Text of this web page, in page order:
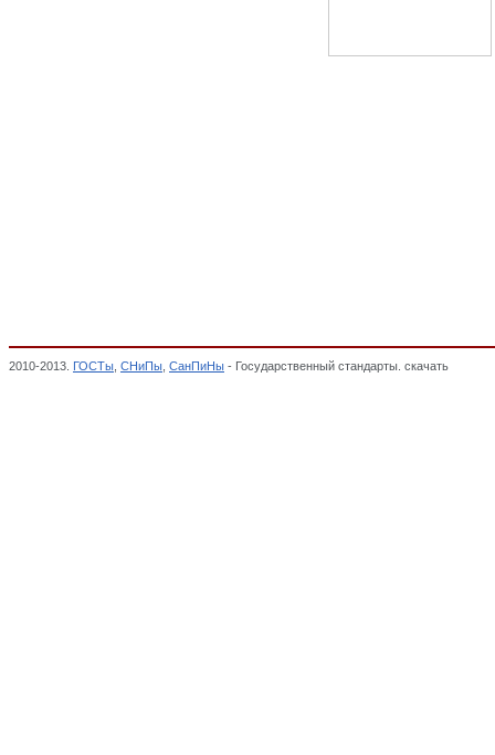
2010-2013. ГОСТы СНиПы СанПиНы - Государственный стандарты. скачать